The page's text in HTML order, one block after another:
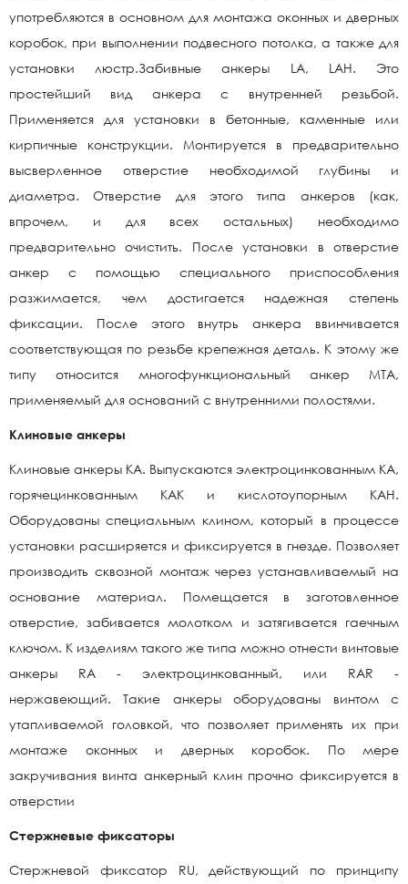
употребляются в основном для монтажа оконных и дверных
коробок, при выполнении подвесного потолка, а также для
установки люстр.Забивные анкеры LA, LAH. Это
простейший вид анкера с внутренней резьбой.
Применяется для установки в бетонные, каменные или
кирпичные конструкции. Монтируется в предварительно
высверленное отверстие необходимой глубины и
диаметра. Отверстие для этого типа анкеров (как,
впрочем, и для всех остальных) необходимо
предварительно очистить. После установки в отверстие
анкер с помощью специального приспособления
разжимается, чем достигается надежная степень
фиксации. После этого внутрь анкера ввинчивается
соответствующая по резьбе крепежная деталь. К этому же
типу относится многофункциональный анкер MTA,
применяемый для оснований с внутренними полостями.
Клиновые анкеры
Клиновые анкеры KA. Выпускаются электроцинкованным KA,
горячецинкованным KAK и кислотоупорным KAH.
Оборудованы специальным клином, который в процессе
установки расширяется и фиксируется в гнезде. Позволяет
производить сквозной монтаж через устанавливаемый на
основание материал. Помещается в заготовленное
отверстие, забивается молотком и затягивается гаечным
ключом. К изделиям такого же типа можно отнести винтовые
анкеры RA - электроцинкованный, или RAR -
нержавеющий. Такие анкеры оборудованы винтом с
утапливаемой головкой, что позволяет применять их при
монтаже оконных и дверных коробок. По мере
закручивания винта анкерный клин прочно фиксируется в
отверстии
Стержневые фиксаторы
Стержневой фиксатор RU, действующий по принципу